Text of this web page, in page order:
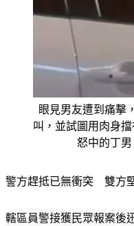
眼見男友遭到痛
叫，並試圖用肉身
怒中的丁
為，但彼此身上皆有擦挫